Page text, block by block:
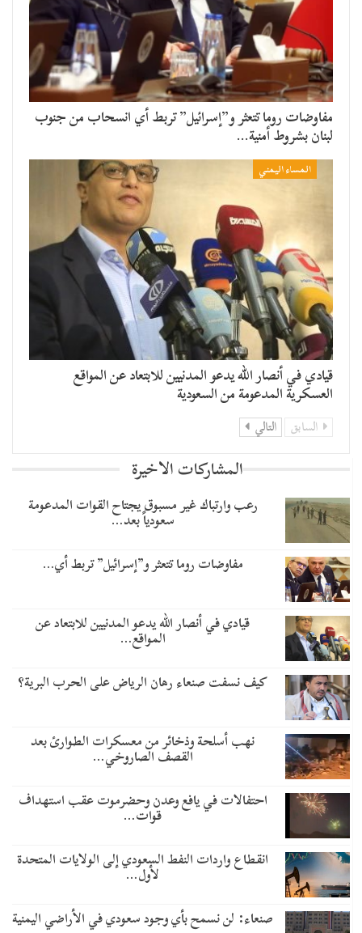
مفاوضات روما تتعثر و”إسرائيل” تربط أي انسحاب من جنوب
لبنان بشروط أمنية…
المساء اليمني
قيادي في أنصار الله يدعو المدنيين للابتعاد عن المواقع
العسكرية المدعومة من السعودية
السابق التالي
المشاركات الاخيرة
رعب وارتباك غير مسبوق يجتاح القوات المدعومة
سعودياً بعد…
مفاوضات روما تتعثر و”إسرائيل” تربط أي…
قيادي في أنصار الله يدعو المدنيين للابتعاد عن
المواقع…
كيف نسفت صنعاء رهان الرياض على الحرب البرية؟
نهب أسلحة وذخائر من معسكرات الطوارئ بعد
القصف الصاروخي…
احتفالات في يافع وعدن وحضرموت عقب استهداف
قوات…
انقطاع واردات النفط السعودي إلى الولايات المتحدة
لأول…
صنعاء: لن نسمح بأي وجود سعودي في الأراضي اليمنية